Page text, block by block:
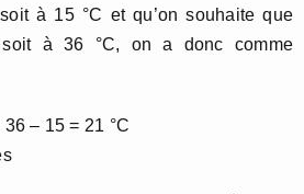
à 15 °C et qu’on souhaite que
soit à 36 °C, on a donc comme
– 15 = 21 °C